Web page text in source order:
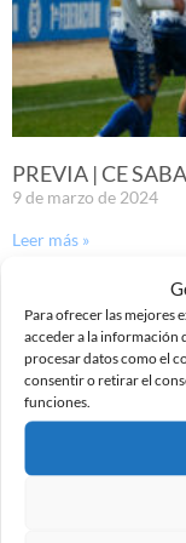
Para ofrecer las mejores
acceder a la información
procesar datos como el
consentir o retirar el
funciones.
PREVIA | CE
9 de marzo de 2024
Leer más »